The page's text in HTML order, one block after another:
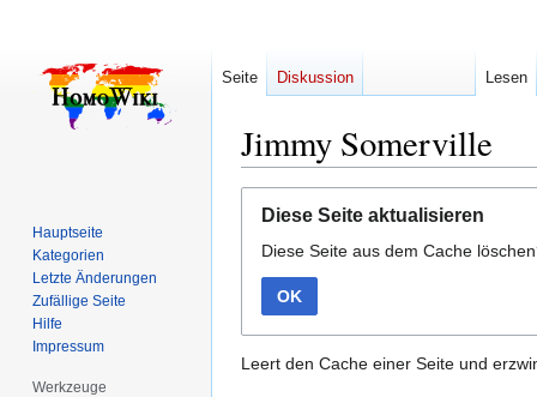
Jimmy Somerville
Navigation
springen
Suche
springen
Diese Seite aktualisieren
Diese Seite aus dem Cache
OK
Leert den Cache einer Seite und
Seite Diskussion Lesen
Hauptseite
Kategorien
Letzte Änderungen
Zufällige Seite
Hilfe
Impressum
Werkzeuge